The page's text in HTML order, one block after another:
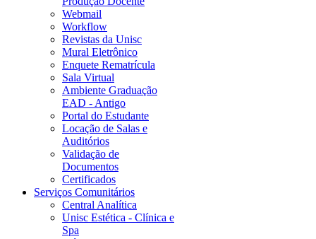
Webmail
Workflow
Revistas da Unisc
Mural Eletrônico
Enquete Rematrícula
Sala Virtual
Ambiente Graduação
EAD - Antigo
Portal do Estudante
Locação de Salas e
Auditórios
Validação de
Documentos
Certificados
Serviços Comunitários
Central Analítica
Unisc Estética - Clínica e
Spa